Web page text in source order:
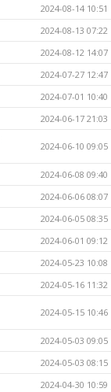
2024-08-14 10:51
2024-08-13 07:22
2024-08-12 14:07
2024-07-27 12:47
2024-07-01 10:40
2024-06-17 21:03
2024-06-10 09:05
2024-06-08 09:40
2024-06-06 08:07
2024-06-05 08:35
2024-06-01 09:12
2024-05-23 10:08
2024-05-16 11:32
2024-05-15 10:46
2024-05-03 09:05
2024-05-03 08:15
2024-04-30 10:59